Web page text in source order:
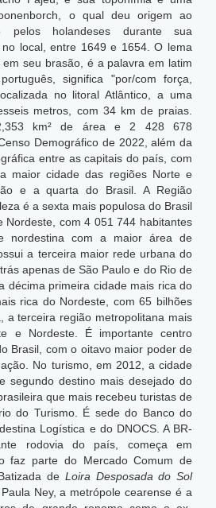
o qual deu origem ao
pelos holandeses durante sua
local, entre 1649 e 1654. O lema
seu brasão, é a palavra em latim
significa "por/com força,
no litoral Atlântico, a uma
metros, com 34 km de praias.
km² de área e 2 428 678
Demográfico de 2022, além da
entre as capitais do país, com
maior cidade das regiões Norte e
e a quarta do Brasil. A Região
é a sexta mais populosa do Brasil
Nordeste, com 4 051 744 habitantes
nordestina com a maior área de
a terceira maior rede urbana do
apenas de São Paulo e do Rio de
décima primeira cidade mais rica do
rica do Nordeste, com 65 bilhões
a terceira região metropolitana mais
e Nordeste. É importante centro
Brasil, com o oitavo maior poder de
No turismo, em 2012, a cidade
segundo destino mais desejado do
que mais recebeu turistas de
do Turismo. É sede do Banco do
Logística e do DNOCS. A BR-
rodovia do país, começa em
faz parte do Mercado Comum de
de Loira Desposada do Sol
Ney, a metrópole cearense é a